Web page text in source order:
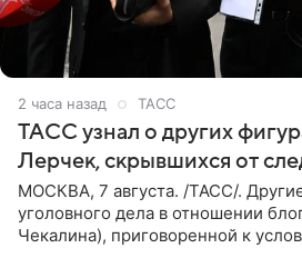
2 часа назад ТАСС
ТАСС узнал о других
Лерчек, скрывшихся от
МОСКВА, 7 августа. /ТАСС/.
уголовного дела в отношении
Чекалина), приговоренной к